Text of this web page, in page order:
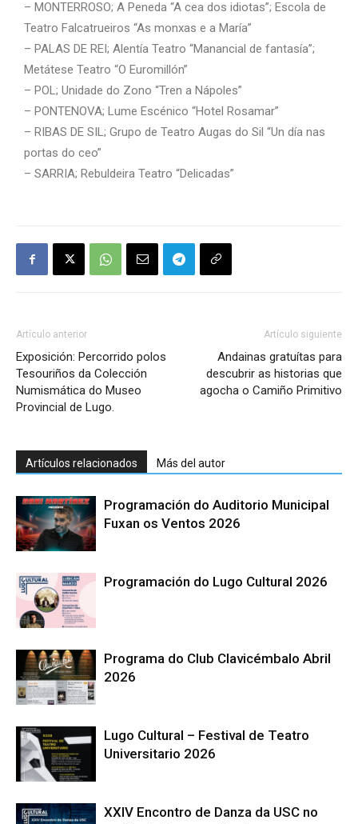
– MONTERROSO; A Peneda “A cea dos idiotas”; Escola de
Teatro Falcatrueiros “As monxas e a María”
– PALAS DE REI; Alentía Teatro “Manancial de fantasía”;
Metátese Teatro “O Euromillón”
– POL; Unidade do Zono “Tren a Nápoles”
– PONTENOVA; Lume Escénico “Hotel Rosamar”
– RIBAS DE SIL; Grupo de Teatro Augas do Sil “Un día nas
portas do ceo”
– SARRIA; Rebuldeira Teatro “Delicadas”
Artículo anterior
Exposición: Percorrido polos
Tesouriños da Colección
Numismática do Museo
Provincial de Lugo.
Artículo siguiente
Andainas gratuítas para
descubrir as historias que
agocha o Camiño Primitivo
Artículos relacionados Más del autor
Programación do Auditorio Municipal
Fuxan os Ventos 2026
Programación do Lugo Cultural 2026
Programa do Club Clavicémbalo Abril
2026
Lugo Cultural – Festival de Teatro
Universitario 2026
XXIV Encontro de Danza da USC no